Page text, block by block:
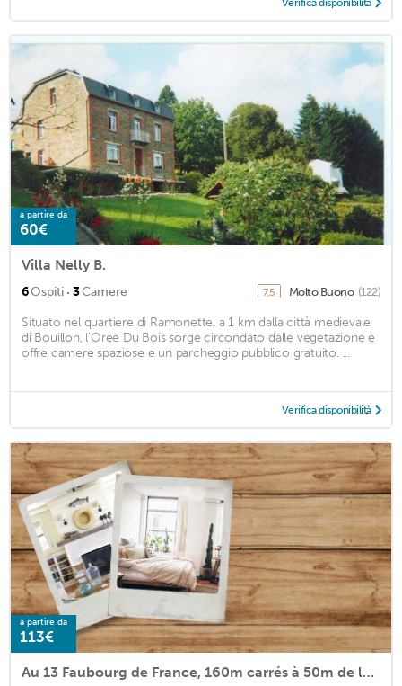
a partire da
60€
Villa Nelly B.
6Ospiti · 3Camere 7,5 Molto Buono (122)
Situato nel quartiere di Ramonette, a 1 km dalla città medievale
di Bouillon, l'Oree Du Bois sorge circondato dalle vegetazione e
offre camere spaziose e un parcheggio pubblico gratuito. ...
Verifica disponibilità
a partire da
113€
Au 13 Faubourg de France, 160m carrés à 50m de la Semois et 200m de l'animation du centre ville